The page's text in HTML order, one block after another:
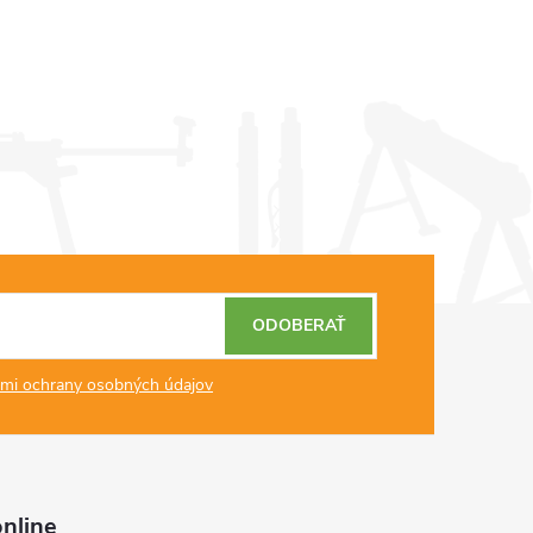
ochrany osobných údajov
ODOBERAŤ